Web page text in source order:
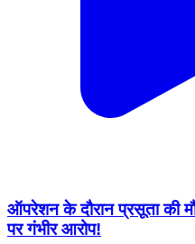
ऑपरेशन के दौरान प्रसूता की
पर गंभीर आरोप!